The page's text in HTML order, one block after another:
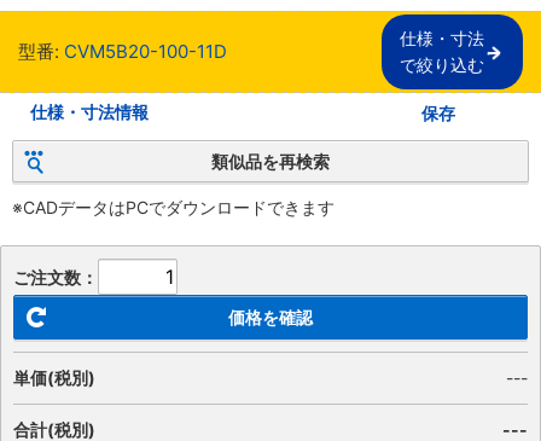
型番: CVM5B20-100-11D
仕様・寸法
で絞り込む
仕様・寸法情報 保存
類似品を再検索
※CADデータはPCでダウンロードできます
ご注文数：
価格を確認
単価(税別) ---
合計(税別)
---